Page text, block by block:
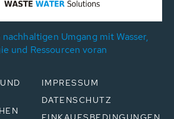
Umgang mit Wasser,
und Ressourcen voran
IMPRESSUM
DATENSCHUTZ